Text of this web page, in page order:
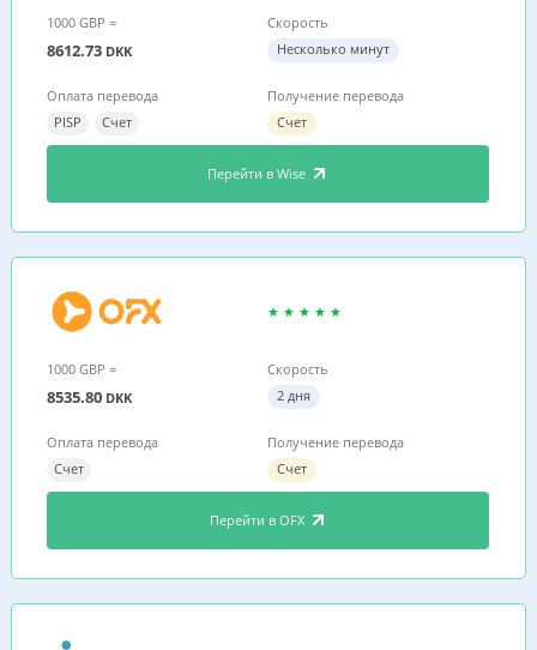
1000 GBP =
8612.73 DKK
Скорость
Несколько минут
Оплата перевода
PISP
Счет
Получение перевода
Счет
Перейти в Wise
1000 GBP =
8535.80 DKK
Скорость
2 дня
Оплата перевода
Счет
Получение перевода
Счет
Перейти в OFX